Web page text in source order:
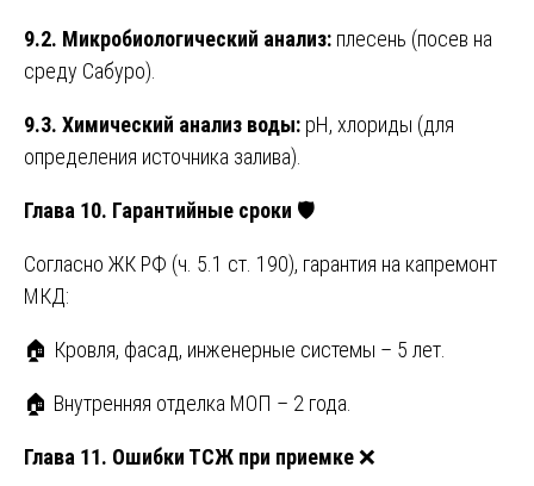
9.2. Микробиологический анализ: плесень (посев на
среду Сабуро).
9.3. Химический анализ воды: pH, хлориды (для
определения источника залива).
Глава 10. Гарантийные сроки 🛡️
Согласно ЖК РФ (ч. 5.1 ст. 190), гарантия на капремонт
МКД:
🏠 Кровля, фасад, инженерные системы – 5 лет.
🏠 Внутренняя отделка МОП – 2 года.
Глава 11. Ошибки ТСЖ при приемке❌